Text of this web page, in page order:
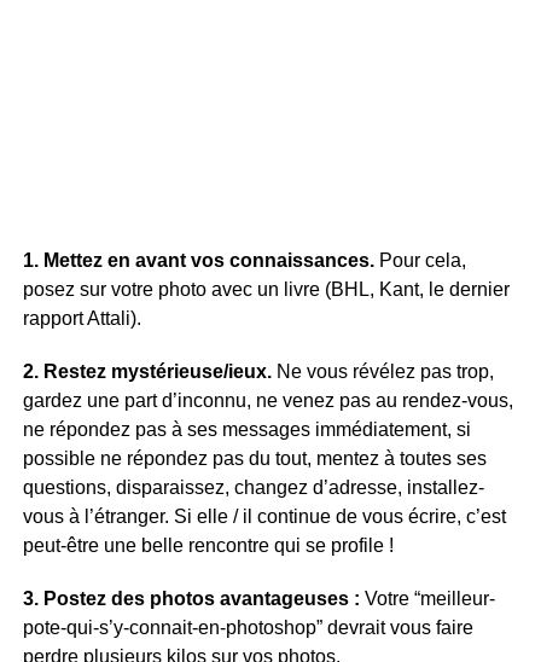
1. Mettez en avant vos connaissances.Pour cela,
posez sur votre photo avec un livre (BHL, Kant, le dernier
rapport Attali).
2. Restez mystérieuse/ieux.Ne vous révélez pas trop,
gardez une part d’inconnu, ne venez pas au rendez-vous,
ne répondez pas à ses messages immédiatement, si
possible ne répondez pas du tout, mentez à toutes ses
questions, disparaissez, changez d’adresse, installez-
vous à l’étranger. Si elle / il continue de vous écrire, c’est
peut-être une belle rencontre qui se profile !
3. Postez des photos avantageuses : Votre “meilleur-
pote-qui-s’y-connait-en-photoshop” devrait vous faire
perdre plusieurs kilos sur vos photos.